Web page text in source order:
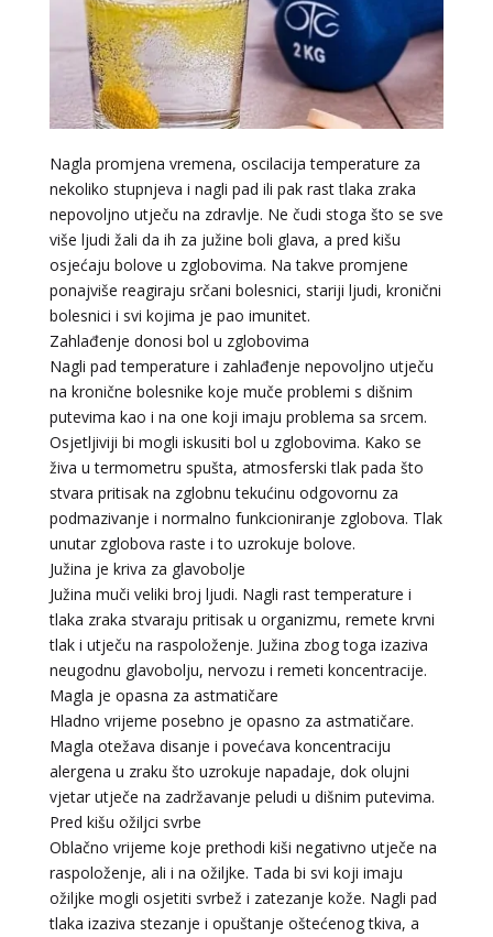
Nagla promjena vremena, oscilacija temperature za
nekoliko stupnjeva i nagli pad ili pak rast tlaka zraka
nepovoljno utječu na zdravlje. Ne čudi stoga što se sve
više ljudi žali da ih za južine boli glava, a pred kišu
osjećaju bolove u zglobovima. Na takve promjene
ponajviše reagiraju srčani bolesnici, stariji ljudi, kronični
bolesnici i svi kojima je pao imunitet.
Zahlađenje donosi bol u zglobovima
Nagli pad temperature i zahlađenje nepovoljno utječu
na kronične bolesnike koje muče problemi s dišnim
putevima kao i na one koji imaju problema sa srcem.
Osjetljiviji bi mogli iskusiti bol u zglobovima. Kako se
živa u termometru spušta, atmosferski tlak pada što
stvara pritisak na zglobnu tekućinu odgovornu za
podmazivanje i normalno funkcioniranje zglobova. Tlak
unutar zglobova raste i to uzrokuje bolove.
Južina je kriva za glavobolje
Južina muči veliki broj ljudi. Nagli rast temperature i
tlaka zraka stvaraju pritisak u organizmu, remete krvni
tlak i utječu na raspoloženje. Južina zbog toga izaziva
neugodnu glavobolju, nervozu i remeti koncentracije.
Magla je opasna za astmatičare
Hladno vrijeme posebno je opasno za astmatičare.
Magla otežava disanje i povećava koncentraciju
alergena u zraku što uzrokuje napadaje, dok olujni
vjetar utječe na zadržavanje peludi u dišnim putevima.
Pred kišu ožiljci svrbe
Oblačno vrijeme koje prethodi kiši negativno utječe na
raspoloženje, ali i na ožiljke. Tada bi svi koji imaju
ožiljke mogli osjetiti svrbež i zatezanje kože. Nagli pad
tlaka izaziva stezanje i opuštanje oštećenog tkiva, a
AMELIE BESSONG
/ Kod 99
Tarot savjetnik je zauzet
TEHNIKE:licencirana vidovinjakinja, licencirana
parapsihologinja, energetsko iscjeljivanje, afrička magija,
zaštite svih vrsta, uklanjanje uroka i crne magije,
vidovnjačke karte miss bessong
Broj tel: 064/600-600
tel:0,93€ - mob:1,12€ min
JANA/ Kod 49
Tarot savjetnik je slobodan
TEHNIKE:tarot
Broj tel: 064/600-600
tel:0,93€ - mob:1,12€ min